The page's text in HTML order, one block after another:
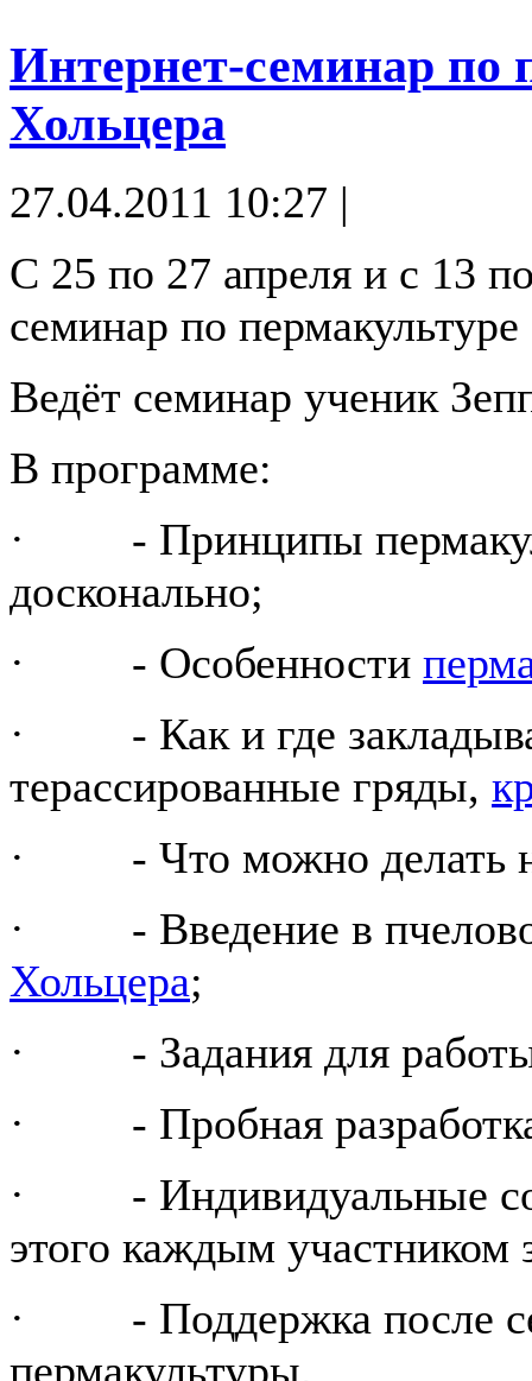
Интернет-семинар по
Хольцера
27.04.2011 10:27 |
С 25 по 27 апреля и с 13
семинар по
Ведёт семинар ученик
В программе:
· - Принципы
досконально;
· - Особенности
· - Как и где
терассированные гряды,
· - Что можно делать на
· - Введение в
Хольцера;
· - Задания для работы
· - Пробная разработка
· - Индивидуальные
этого каждым участником
· - Поддержка после
пермакультуры.